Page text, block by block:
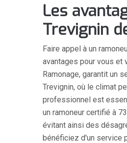
Les
Trevignin
Faire appel à un
avantages pour vous et
Ramonage, garantit un
Trevignin, où le climat
professionnel est
un ramoneur certifié à
évitant ainsi des
bénéficiez d'un service